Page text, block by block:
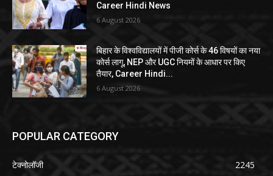
Career Hindi News
6 August 2026
बिहार के विश्वविद्यालयों में पीजी कोर्स के 46 विषयों का नया
कोर्स लागू, NEP और UGC नियमों के आधार पर किए
तैयार, Career Hindi...
6 August 2026
POPULAR CATEGORY
टेक्नोलॉजी
2245